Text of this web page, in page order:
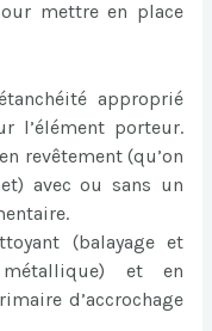
mettre en place
approprié
l’élément porteur.
revêtement (qu’on
avec ou sans un
(balayage et
et en
d’accrochage